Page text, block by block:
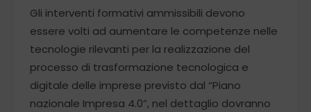
Gli interventi formativi ammissibili devono
essere volti ad aumentare le competenze nelle
tecnologie rilevanti per la realizzazione del
processo di trasformazione tecnologica e
digitale delle imprese previsto dal “Piano
nazionale Impresa 4.0”, nel dettaglio dovranno